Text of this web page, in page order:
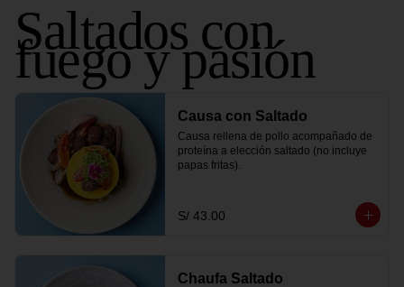
Saltados con
fuego y pasión
Causa con Saltado
Causa rellena de pollo acompañado de
proteína a elección saltado (no incluye
papas fritas).
S/ 43.00
Chaufa Saltado